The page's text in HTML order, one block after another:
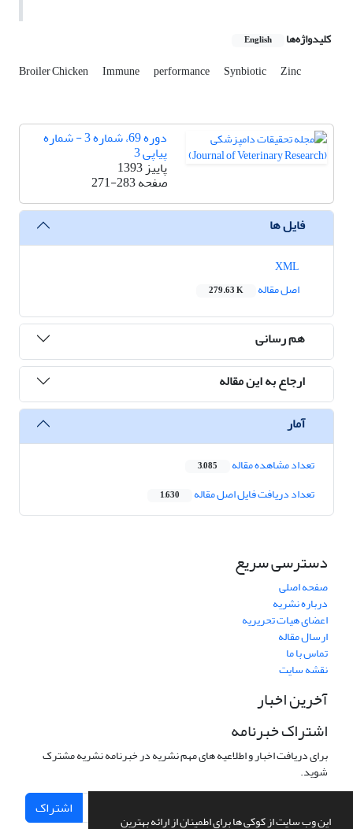
این وب سایت از کوکی ها برای اطمینان از ارائه بهترین
کلیدواژه‌ها English
Broiler Chicken Immune performance Synbiotic Zinc
دوره 69، شماره 3 - شماره
پیاپی 3
پاییز 1393
صفحه271-283
فایل ها
اصل مقاله
279.63 K
هم رسانی
ارجاع به این مقاله
آمار
تعداد مشاهده مقاله 3,085
تعداد دریافت فایل اصل مقاله 1,630
دسترسی سریع
صفحه اصلی
درباره نشریه
اعضای هیات تحریریه
ارسال مقاله
تماس با ما
نقشه سایت
آخرین اخبار
اشتراک خبرنامه
برای دریافت اخبار و اطلاعیه های مهم نشریه در خبرنامه نشریه مشترک
شوید.
اشتراک